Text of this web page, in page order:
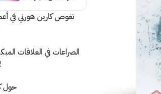
تغوص كارين هورني في
الصراعات في العلاقات
حول